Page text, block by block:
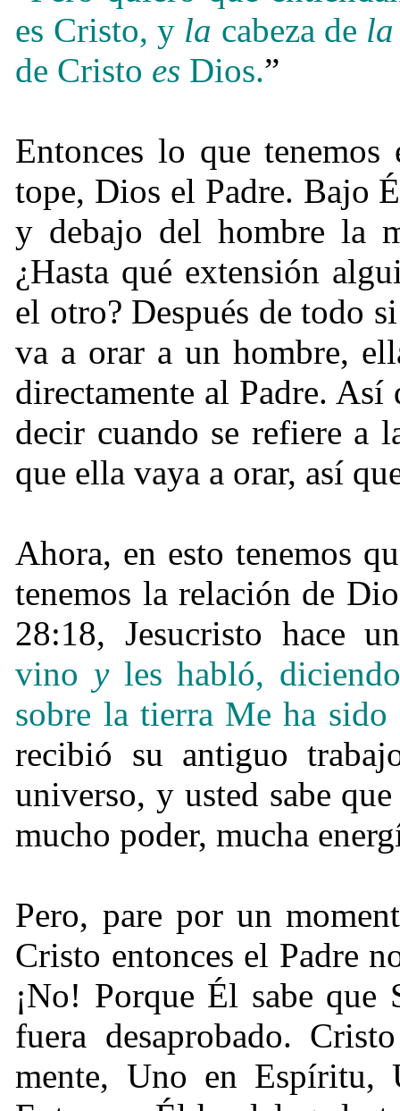
es Cristo, y la cabeza de la
de Cristo es Dios.”
Entonces lo que
tope, Dios el Padre. Bajo
y debajo del hombre la
¿Hasta qué extensión
el otro? Después de todo
va a orar a un hombre,
directamente al Padre.
decir cuando se refiere a
que ella vaya a orar, así
Ahora, en esto tenemos
tenemos la relación de
28:18, Jesucristo hace
vino yles habló,
sobre la tierra Me ha
recibió su antiguo
universo, y usted sabe
mucho poder, mucha
Pero, pare por un
Cristo entonces el Padre
¡No! Porque Él sabe
fuera desaprobado.
mente, Uno en Espíritu,